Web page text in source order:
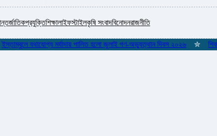
প্রযুক্তিশিক্ষালাইফস্টাইলকৃষি সংবাদবিনোদনরাজনীতি
যথাযোগ্য মর্যাদায় পালিত হলো জুলাই গণ-অভ্যুত্থান দিবস ২০২৬ ✮ শিকলমুক্ত